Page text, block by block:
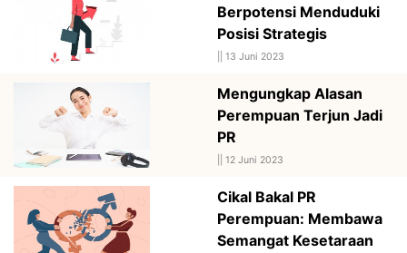
Berpotensi Menduduki
Posisi Strategis
13 Juni 2023
Mengungkap Alasan
Perempuan Terjun Jadi
PR
12 Juni 2023
Cikal Bakal PR
Perempuan: Membawa
Semangat Kesetaraan